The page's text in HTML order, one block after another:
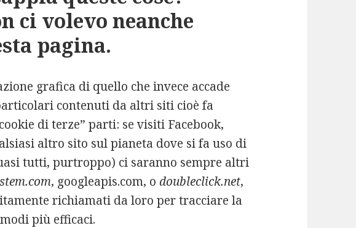
ci volevo neanche
pagina.
grafica di quello che invece accade
contenuti da altri siti cioè fa
di terze” parti: se visiti Facebook,
altro sito sul pianeta dove si fa uso di
tutti, purtroppo) ci saranno sempre altri
, googleapis.com, odoubleclick.net,
richiamati da loro per tracciare la
più efficaci.